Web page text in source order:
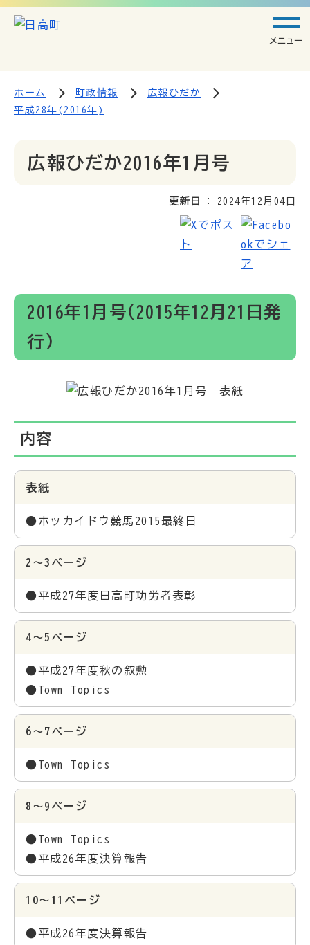
メニュー
ホーム 町政情報
広報ひだか
平成28年(2016年)
広報ひだか2016年1月号
更新日 2024年12月04日
2016年1月号(2015年12月21日発
行)
内容
表紙
●ホッカイドウ競馬2015最終日
2～3ページ
●平成27年度日高町功労者表彰
4～5ページ
●平成27年度秋の叙勲
●Town Topics
6～7ページ
●Town Topics
8～9ページ
●Town Topics
●平成26年度決算報告
10～11ページ
●平成26年度決算報告